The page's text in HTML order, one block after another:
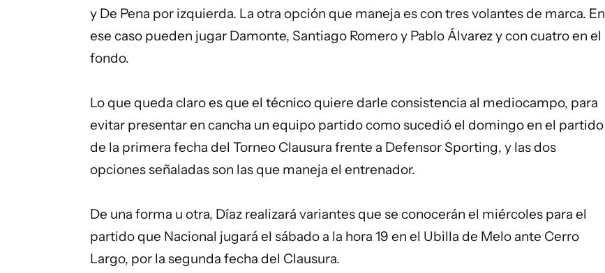
y De Pena por izquierda. La otra opción que maneja es con tres volantes de marca. En
ese caso pueden jugar Damonte, Santiago Romero y Pablo Álvarez y con cuatro en el
fondo.
Lo que queda claro es que el técnico quiere darle consistencia al mediocampo, para
evitar presentar en cancha un equipo partido como sucedió el domingo en el partido
de la primera fecha del Torneo Clausura frente a Defensor Sporting, y las dos
opciones señaladas son las que maneja el entrenador.
De una forma u otra, Díaz realizará variantes que se conocerán el miércoles para el
partido que Nacional jugará el sábado a la hora 19 en el Ubilla de Melo ante Cerro
Largo, por la segunda fecha del Clausura.